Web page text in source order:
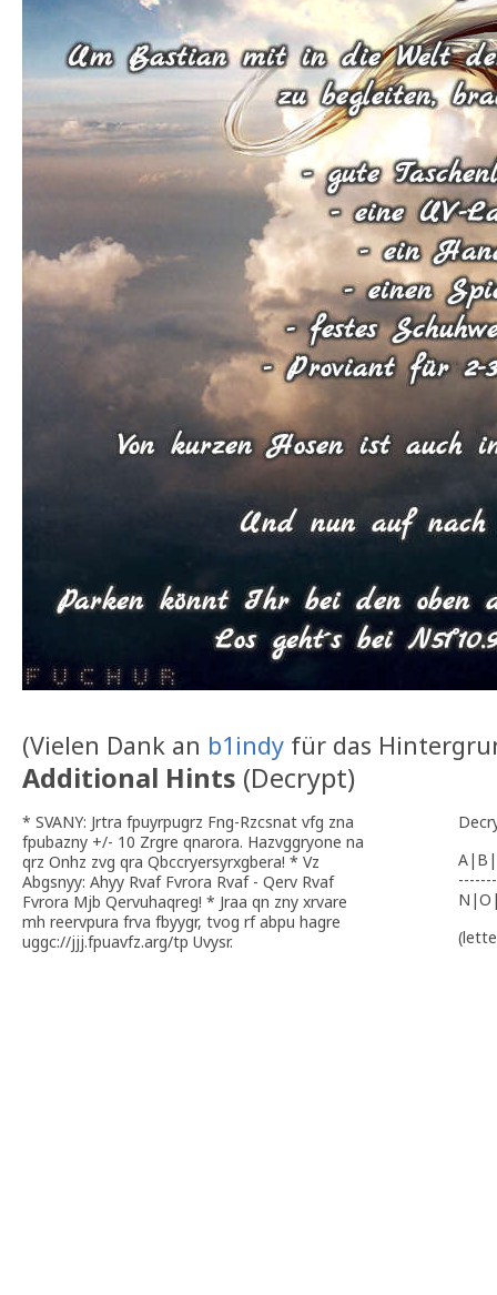
(Vielen Dank an b1indy für das
Additional Hints (Decrypt)
* SVANY: Jrtra fpuyrpugrz Fng-Rzcsnat vfg zna
fpubazny +/- 10 Zrgre qnarora. Hazvggryone na
qrz Onhz zvg qra Qbccryersyrxgbera! * Vz
Abgsnyy: Ahyy Rvaf Fvrora Rvaf - Qerv Rvaf
Fvrora Mjb Qervuhaqreg! * Jraa qn zny xrvare
mh reervpura frva fbyygr, tvog rf abpu hagre
uggc://jjj.fpuavfz.arg/tp Uvysr.